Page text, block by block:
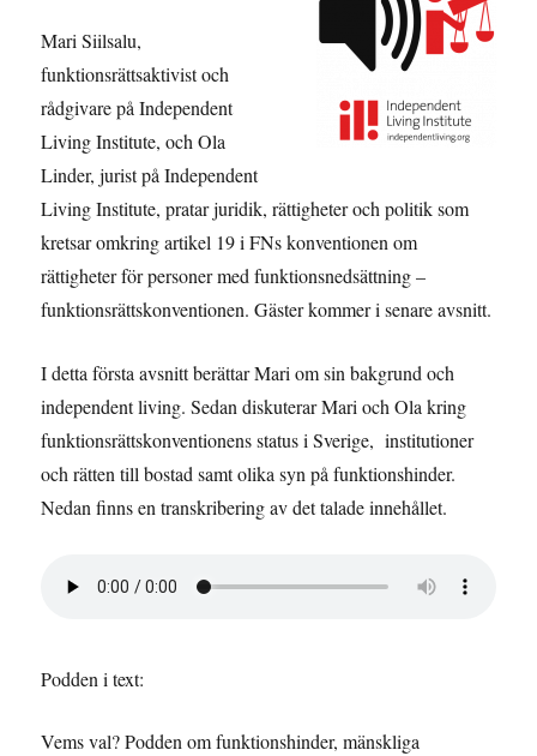
Mari Siilsalu,
funktionsrättsaktivist och
rådgivare på Independent
Living Institute, och Ola
Linder, jurist på Independent
Living Institute, pratar juridik, rättigheter och politik som
kretsar omkring artikel 19 i FNs konventionen om
rättigheter för personer med funktionsnedsättning –
funktionsrättskonventionen. Gäster kommer i senare avsnitt.
I detta första avsnitt berättar Mari om sin bakgrund och
independent living. Sedan diskuterar Mari och Ola kring
funktionsrättskonventionens status i Sverige, institutioner
och rätten till bostad samt olika syn på funktionshinder.
Nedan finns en transkribering av det talade innehållet.
Podden i text:
Vems val? Podden om funktionshinder, mänskliga